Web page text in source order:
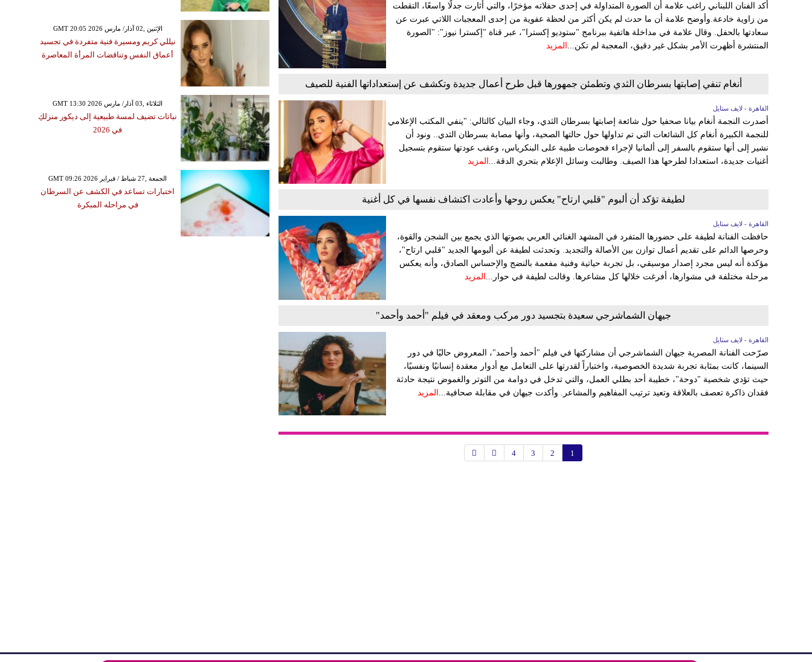
أكد الفنان اللبناني راغب علامة أن الصورة المتداولة في إحدى حفلاته مؤخرًا، والتي أثارت جدلًا واسعًا، التقطت
من زاوية خادعة.وأوضح علامة أن ما حدث لم يكن أكثر من لحظة عفوية من إحدى المعجبات اللاتي عبرت عن
سعادتها بالحفل. وقال علامة في مداخلة هاتفية ببرنامج "ستوديو إكسترا"، عبر قناة "إكسترا نيوز": "الصورة
المنتشرة أظهرت الأمر بشكل غير دقيق، المعجبة لم تكن...
المزيد
أنغام تنفي إصابتها بسرطان الثدي وتطمئن جمهورها قبل طرح أعمال جديدة وتكشف عن إستعداداتها الفنية للصيف
القاهرة - لايف ستايل
أصدرت النجمة أنغام بيانا صحفيا حول شائعة إصابتها بسرطان الثدي، وجاء البيان كالتالي: "ينفي المكتب الإعلامي
للنجمة الكبيرة أنغام كل الشائعات التي تم تداولها حول حالتها الصحية، وأنها مصابة بسرطان الثدي.. ونود أن
نشير إلى أنها ستقوم بالسفر إلى ألمانيا لإجراء فحوصات طبية على البنكرياس، وعقب عودتها ستقوم بتسجيل
أغنيات جديدة، استعدادا لطرحها هذا الصيف. وطالبت وسائل الإعلام بتحري الدقة... المزيد
لطيفة تؤكد أن ألبوم "قلبي ارتاح" يعكس روحها وأعادت اكتشاف نفسها في كل أغنية
القاهرة - لايف ستايل
حافظت الفنانة لطيفة على حضورها المتفرد في المشهد الغنائي العربي بصوتها الذي يجمع بين الشجن والقوة،
وحرصها الدائم على تقديم أعمال توازن بين الأصالة والتجديد. وتحدثت لطيفة عن ألبومها الجديد "قلبي ارتاح"،
مؤكدة أنه ليس مجرد إصدار موسيقي، بل تجربة حياتية وفنية مفعمة بالنضج والإحساس الصادق، وأنه يعكس
مرحلة مختلفة في مشوارها، أفرغت خلالها كل مشاعرها. وقالت لطيفة في حوار... المزيد
جيهان الشماشرجي سعيدة بتجسيد دور مركب ومعقد في فيلم "أحمد وأحمد"
القاهرة - لايف ستايل
صرّحت الفنانة المصرية جيهان الشماشرجي أن مشاركتها في فيلم "أحمد وأحمد"، المعروض حاليًا في دور
السينما، كانت بمثابة تجربة شديدة الخصوصية، واختباراً لقدرتها على التعامل مع أدوار معقدة إنسانيًا ونفسيًا،
حيث تؤدي شخصية "دوحة"، خطيبة أحد بطلي العمل، والتي تدخل في دوامة من التوتر والغموض نتيجة حادثة
فقدان ذاكرة تعصف بالعلاقة وتعيد ترتيب المفاهيم والمشاعر. وأكدت جيهان في مقابلة صحافية... المزيد
1
2
3
4
GMT 20:05 2026 الإثنين ,02 آذار/ مارس
نيللي كريم ومسيرة فنية متفردة في تجسيد
أعماق النفس وتناقضات المرأة المعاصرة
GMT 13:30 2026 الثلاثاء ,03 آذار/ مارس
نباتات تضيف لمسة طبيعية إلى ديكور منزلكِ
في 2026
GMT 09:26 2026 الجمعة ,27 شباط / فبراير
اختبارات تساعد في الكشف عن السرطان
في مراحله المبكرة